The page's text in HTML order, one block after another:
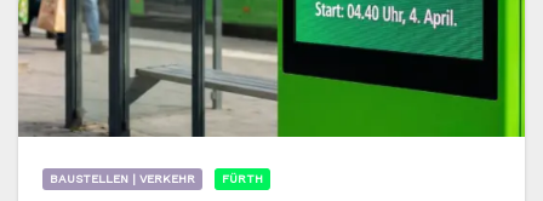
BAUSTELLEN | VERKEHR FÜRTH